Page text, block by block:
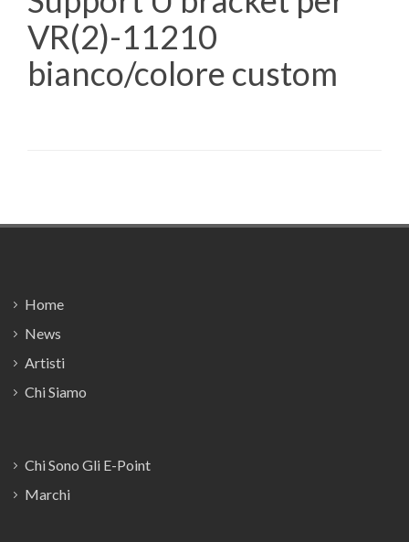
VR(2)-11210
bianco/colore custom
Home
News
Artisti
Chi Siamo
Chi Sono Gli E-Point
Marchi